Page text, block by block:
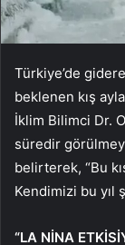
Türkiye’de
beklenen kış
İklim Bilimci Dr.
süredir
belirterek, “Bu
Kendimizi bu yıl
“LA NİNA